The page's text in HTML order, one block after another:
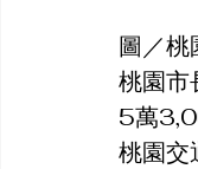
圖／桃
桃園市
5萬
桃園交